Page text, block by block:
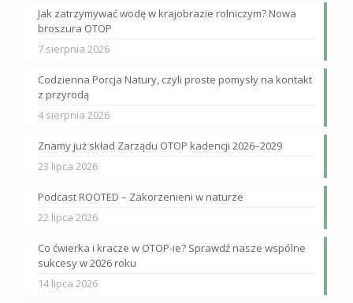
Jak zatrzymywać wodę w krajobrazie rolniczym? Nowa
broszura OTOP
7 sierpnia 2026
Codzienna Porcja Natury, czyli proste pomysły na kontakt
z przyrodą
4 sierpnia 2026
Znamy już skład Zarządu OTOP kadencji 2026–2029
23 lipca 2026
Podcast ROOTED – Zakorzenieni w naturze
22 lipca 2026
Co ćwierka i kracze w OTOP-ie? Sprawdź nasze wspólne
sukcesy w 2026 roku
14 lipca 2026